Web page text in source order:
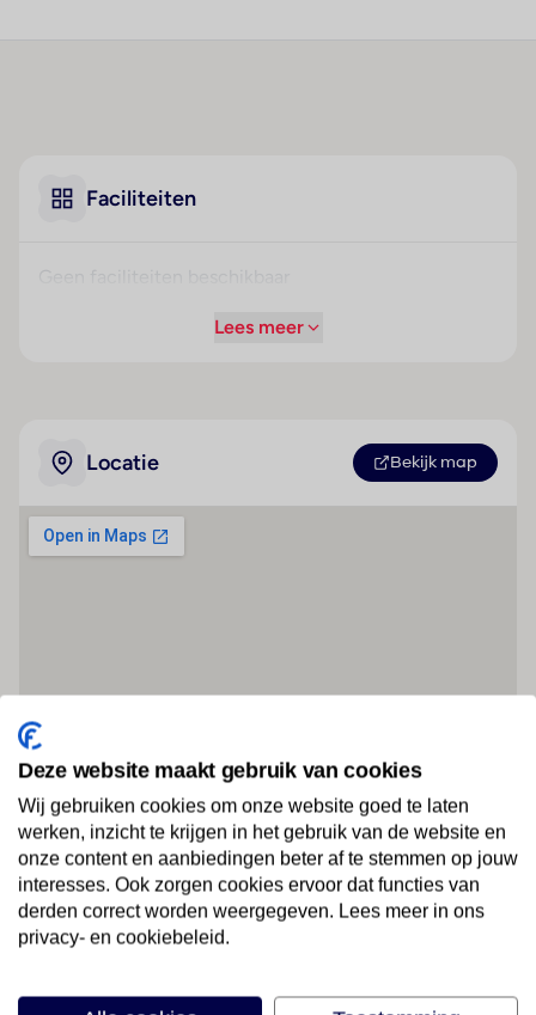
Faciliteiten
Lees meer
Locatie Bekijk map
Deze website maakt gebruik van cookies
Wij gebruiken cookies om onze website goed te laten
werken, inzicht te krijgen in het gebruik van de website en
onze content en aanbiedingen beter af te stemmen op jouw
interesses. Ook zorgen cookies ervoor dat functies van
derden correct worden weergegeven. Lees meer in ons
privacy- en cookiebeleid.